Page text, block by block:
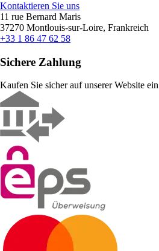
Kontaktieren Sie uns
11 rue Bernard Maris
37270 Montlouis-sur-Loire, Frankreich
+33 1 86 47 62 58
Sichere Zahlung
Kaufen Sie sicher auf unserer Website ein